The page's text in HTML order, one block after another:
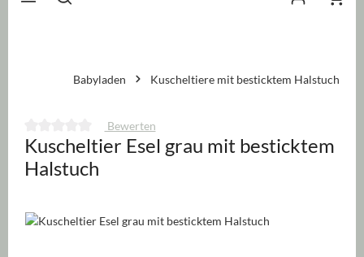
Babyladen Kuscheltiere mit besticktem Halstuch
Durchschnittliche Bewertung von 0 von 5 Sternen
Bewerten
Kuscheltier Esel grau mit besticktem
Halstuch
Bildergalerie überspringen